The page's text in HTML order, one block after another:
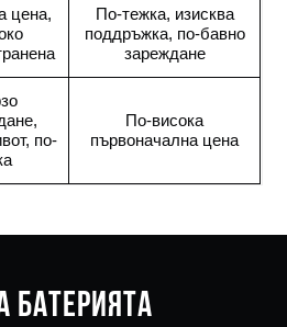
цена,
По-тежка, изисква
поддръжка, по-бавно
зареждане
по-
По-висока
първоначална цена